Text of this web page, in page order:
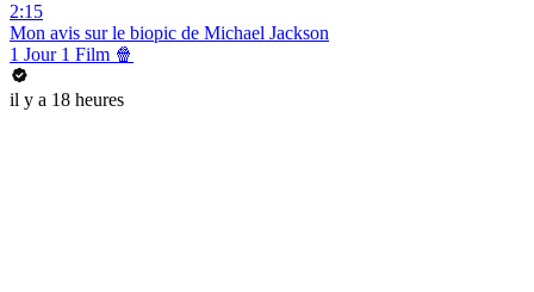
2:15
Mon avis sur le biopic de Michael Jackson
1 Jour 1 Film 🍿
il y a 18 heures